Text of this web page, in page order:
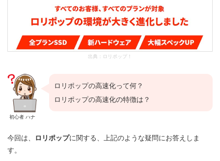
出典： ロリポップ！
初心者 ハナ
ロリポップの高速化って何？
ロリポップの高速化の特徴は？
今回は、 ロリポップに関する、上記のような疑問にお答えしま
す。